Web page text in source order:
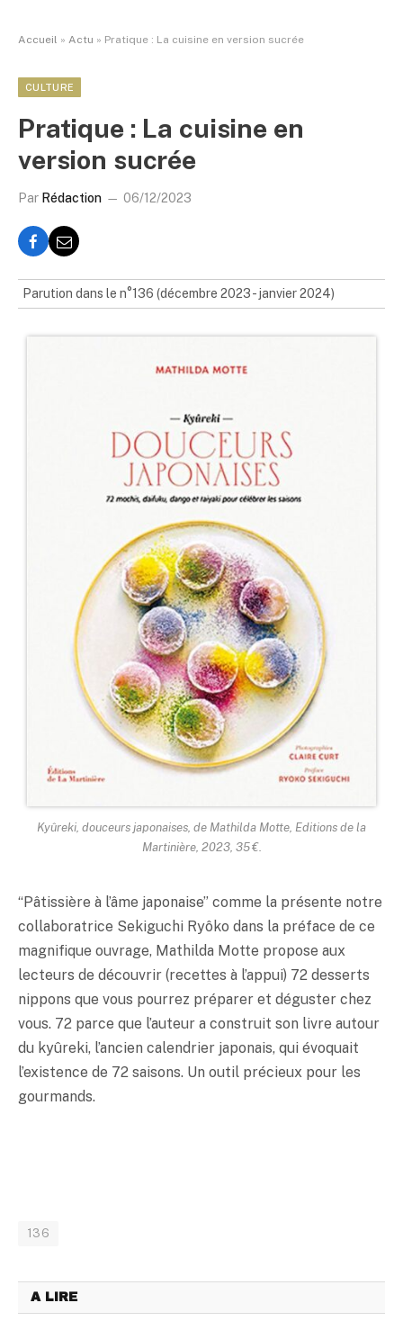
Accueil » Actu » Pratique : La cuisine en version sucrée
CULTURE
Pratique : La cuisine en
version sucrée
Par Rédaction 06/12/2023
Parution dans le n°136 (décembre 2023 - janvier 2024)
Kyûreki, douceurs japonaises, de Mathilda Motte, Editions de la
Martinière, 2023, 35 €.
“Pâtissière à l’âme japonaise” comme la présente notre
collaboratrice Sekiguchi Ryôko dans la préface de ce
magnifique ouvrage, Mathilda Motte propose aux
lecteurs de découvrir (recettes à l’appui) 72 desserts
nippons que vous pourrez préparer et déguster chez
vous. 72 parce que l’auteur a construit son livre autour
du kyûreki, l’ancien calendrier japonais, qui évoquait
l’existence de 72 saisons. Un outil précieux pour les
gourmands.
136
A LIRE